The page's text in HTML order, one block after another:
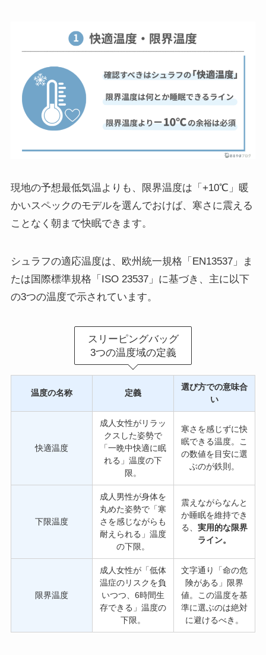
現地の予想最低気温よりも、限界温度は「+10℃」暖
かいスペックのモデルを選んでおけば、寒さに震える
ことなく朝まで快眠できます。
シュラフの適応温度は、欧州統一規格「EN13537」ま
たは国際標準規格「ISO 23537」に基づき、主に以下
の3つの温度で示されています。
スリーピングバッグ
3つの温度域の定義
温度の名称 定義
選び方での意味合
い
快適温度
成人女性がリラッ
クスした姿勢で
「一晩中快適に眠
れる」温度の下
限。
寒さを感じずに快
眠できる温度。こ
の数値を目安に選
ぶのが鉄則。
下限温度
成人男性が身体を
丸めた姿勢で「寒
さを感じながらも
耐えられる」温度
の下限。
震えながらなんと
か睡眠を維持でき
る、 実用的な限界
ライン。
限界温度
成人女性が「低体
温症のリスクを負
いつつ、6時間生
存できる」温度の
下限。
文字通り「命の危
険がある」限界
値。この温度を基
準に選ぶのは絶対
に避けるべき。